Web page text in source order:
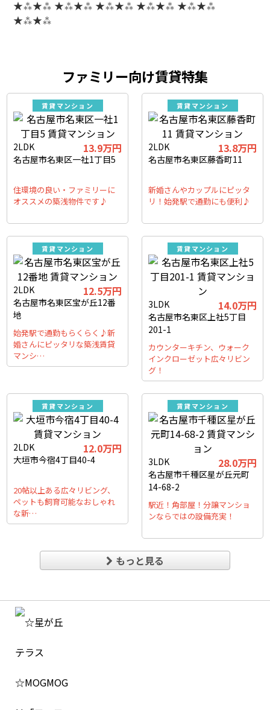
★⁂★⁂ ★⁂★⁂ ★⁂★⁂ ★⁂★⁂ ★⁂★⁂
★⁂★⁂
ファミリー向け賃貸特集
賃貸マンション
2LDK 13.9万円
名古屋市名東区一社1丁目5
住環境の良い・ファミリーに
オススメの築浅物件です♪
賃貸マンション
2LDK 13.8万円
名古屋市名東区藤香町11
新婚さんやカップルにピッタ
リ！始発駅で通勤にも便利♪
賃貸マンション
2LDK 12.5万円
名古屋市名東区宝が丘12番
地
始発駅で通勤もらくらく♪新
婚さんにピッタリな築浅賃貸
マンシ…
賃貸マンション
3LDK 14.0万円
名古屋市名東区上社5丁目
201-1
カウンターキチン、ウォーク
インクローゼット広々リビン
グ！
賃貸マンション
2LDK 12.0万円
大垣市今宿4丁目40-4
20帖以上ある広々リビング、
ペットも飼育可能なおしゃれ
な新…
賃貸マンション
3LDK 28.0万円
名古屋市千種区星が丘元町
14-68-2
駅近！角部屋！分譲マンショ
ンならではの設備充実！
もっと見る